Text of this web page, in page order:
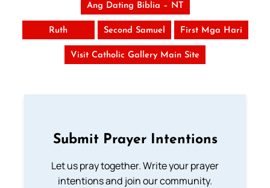
Ang Dating Biblia – NT
Ruth Second Samuel First Mga Hari
Visit Catholic Gallery Main Site
Submit Prayer Intentions
Let us pray together. Write your prayer
intentions and join our community.